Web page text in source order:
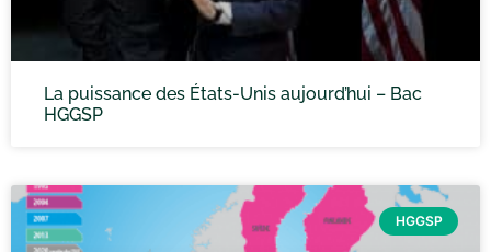
La puissance des États-Unis aujourd’hui – Bac
HGGSP
HGGSP